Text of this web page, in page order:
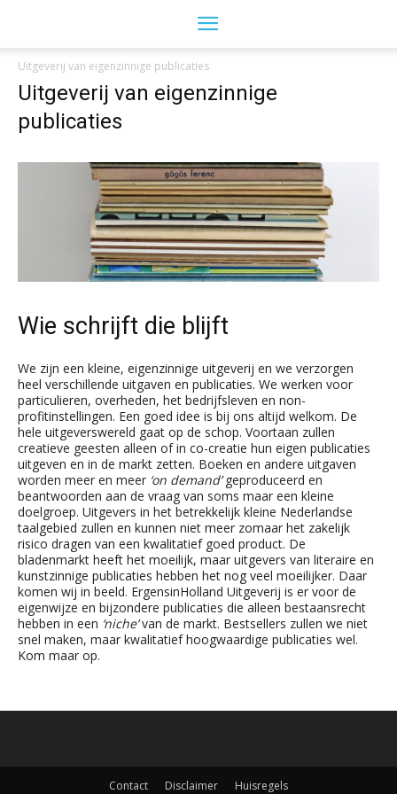
Uitgeverij van eigenzinnige publicaties
Uitgeverij van eigenzinnige
publicaties
Wie schrijft die blijft
We zijn een kleine, eigenzinnige uitgeverij en we verzorgen
heel verschillende uitgaven en publicaties. We werken voor
particulieren, overheden, het bedrijfsleven en non-
profitinstellingen. Een goed idee is bij ons altijd welkom. De
hele uitgeverswereld gaat op de schop. Voortaan zullen
creatieve geesten alleen of in co-creatie hun eigen publicaties
uitgeven en in de markt zetten. Boeken en andere uitgaven
worden meer en meer ‘on demand’geproduceerd en
beantwoorden aan de vraag van soms maar een kleine
doelgroep. Uitgevers in het betrekkelijk kleine Nederlandse
taalgebied zullen en kunnen niet meer zomaar het zakelijk
risico dragen van een kwalitatief goed product. De
bladenmarkt heeft het moeilijk, maar uitgevers van literaire en
kunstzinnige publicaties hebben het nog veel moeilijker. Daar
komen wij in beeld. ErgensinHolland Uitgeverij is er voor de
eigenwijze en bijzondere publicaties die alleen bestaansrecht
hebben in een ‘niche’van de markt. Bestsellers zullen we niet
snel maken, maar kwalitatief hoogwaardige publicaties wel.
Kom maar op.
Contact Disclaimer Huisregels